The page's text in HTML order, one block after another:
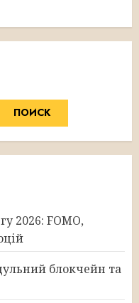
ПОИСК
2026: FOMO,
блокчейн та